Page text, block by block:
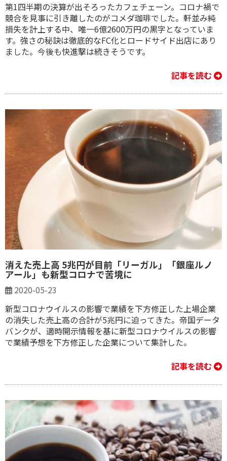
第1四半期の決算が出そろったカフェチェーン。コロナ禍で
競合を見事に引き離したのがコメダ珈琲でした。軒並み純
損失を計上する中、唯一6億2600万円の黒字となっていま
す。強さの秘訣は徹底的なFC化とロードサイド出店にあり
ました。今後も快進撃は続きそうです。
記事を読む
消えた売上高 5兆円が目前「リーガル」「銀座ルノ
アール」も新型コロナで苦境に
2020-05-23
新型コロナウイルスの影響で業績を下方修正した上場企業
の消失した売上高の合計が5兆円に迫ってきた。帝国データ
バンクが、適時開示情報を基に新型コロナウイルスの影響
で業績予想を下方修正した企業について集計した。
記事を読む